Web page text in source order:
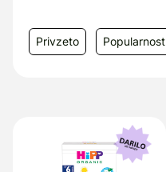
Privzeto Popularnost